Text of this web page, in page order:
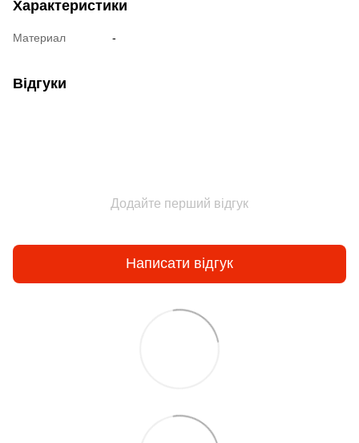
Характеристики
Материал -
Відгуки
Додайте перший відгук
Написати відгук